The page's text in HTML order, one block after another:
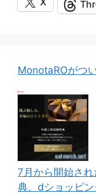
MonotaROがつ
7月から開始さ
典、dショッピン